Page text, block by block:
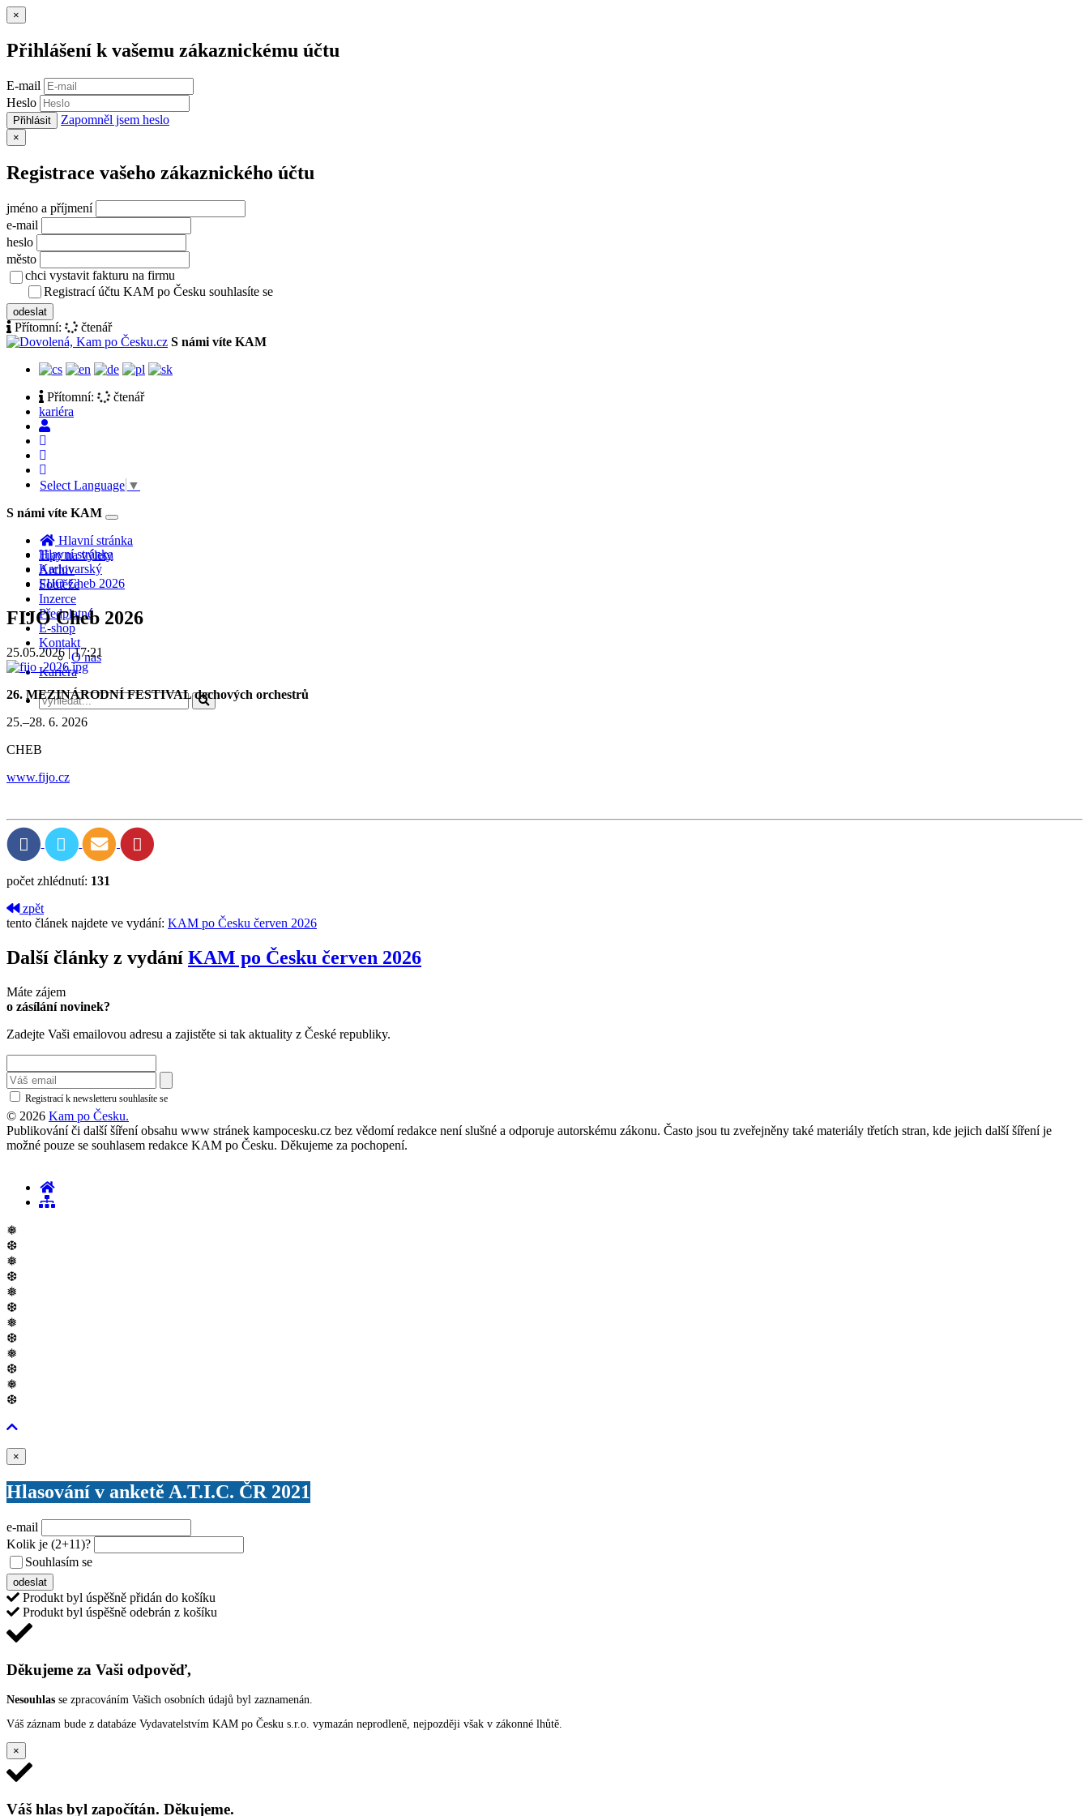
×
Přihlášení k vašemu zákaznickému účtu
E-mail
Heslo
Přihlásit Zapomněl jsem heslo
×
Registrace vašeho zákaznického účtu
jméno a příjmení
e-mail
heslo
město
chci vystavit fakturu na firmu
Registrací účtu KAM po Česku souhlasíte se
odeslat
Přítomní:
čtenář
S námi víte KAM
Přítomní:
čtenář
kariéra
Select Language ▼
S námi víte KAM
Toggle
navigation
Hlavní stránka
Tipy na výlety
Archiv
Soutěže
Inzerce
Předplatné
E-shop
Kontakt
O nás
Kariéra
Hlavní stránka
Karlovarský
FIJO Cheb 2026
FIJO Cheb 2026
25.05.2026 | 17:21
26. MEZINÁRODNÍ FESTIVAL dechových orchestrů
25.–28. 6. 2026
CHEB
www.fijo.cz
počet zhlédnutí: 131
zpět
tento článek najdete ve vydání: KAM po Česku červen 2026
Další články z vydání KAM po Česku červen 2026
Máte zájem
o zásílání novinek?
Zadejte Vaši emailovou adresu a zajistěte si tak aktuality z České republiky.
Registrací k newsletteru souhlasíte se
© 2026 Kam po Česku.
Publikování či další šíření obsahu www stránek kampocesku.cz bez vědomí redakce není slušné a odporuje autorskému zákonu. Často jsou tu zveřejněny také materiály třetích stran, kde jejich další šíření je
možné pouze se souhlasem redakce KAM po Česku. Děkujeme za pochopení.
❅
❆
❅
❆
❅
❆
❅
❆
❅
❆
❅
❆
×
Hlasování v anketě A.T.I.C. ČR 2021
e-mail
Kolik je (2+11)?
Souhlasím se
odeslat
Produkt byl úspěšně přidán do košíku
Produkt byl úspěšně odebrán z košíku
Děkujeme za Vaši odpověď,
Nesouhlas se zpracováním Vašich osobních údajů byl zaznamenán.
Váš záznam bude z databáze Vydavatelstvím KAM po Česku s.r.o. vymazán neprodleně, nejpozději však v zákonné lhůtě.
×
Váš hlas byl započítán. Děkujeme.